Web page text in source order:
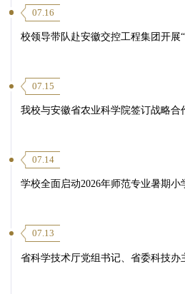
07.16
校领导带队赴安徽交控工程集团开展
07.15
我校与安徽省农业科学院签订战略合
07.14
学校全面启动2026年师范专业暑期小
07.13
省科学技术厅党组书记、省委科技办